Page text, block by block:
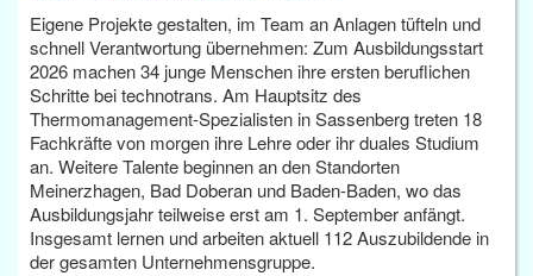
Eigene Projekte gestalten, im Team an Anlagen tüfteln und
schnell Verantwortung übernehmen: Zum Ausbildungsstart
2026 machen 34 junge Menschen ihre ersten beruflichen
Schritte bei technotrans. Am Hauptsitz des
Thermomanagement-Spezialisten in Sassenberg treten 18
Fachkräfte von morgen ihre Lehre oder ihr duales Studium
an. Weitere Talente beginnen an den Standorten
Meinerzhagen, Bad Doberan und Baden-Baden, wo das
Ausbildungsjahr teilweise erst am 1. September anfängt.
Insgesamt lernen und arbeiten aktuell 112 Auszubildende in
der gesamten Unternehmensgruppe.